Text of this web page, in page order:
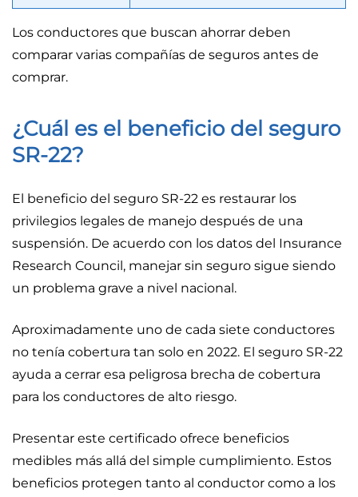
Los conductores que buscan ahorrar deben
comparar varias compañías de seguros antes de
comprar.
¿Cuál es el beneficio del seguro
SR-22?
El beneficio del seguro SR-22 es restaurar los
privilegios legales de manejo después de una
suspensión. De acuerdo con los datos del Insurance
Research Council, manejar sin seguro sigue siendo
un problema grave a nivel nacional.
Aproximadamente uno de cada siete conductores
no tenía cobertura tan solo en 2022. El seguro SR-22
ayuda a cerrar esa peligrosa brecha de cobertura
para los conductores de alto riesgo.
Presentar este certificado ofrece beneficios
medibles más allá del simple cumplimiento. Estos
beneficios protegen tanto al conductor como a los